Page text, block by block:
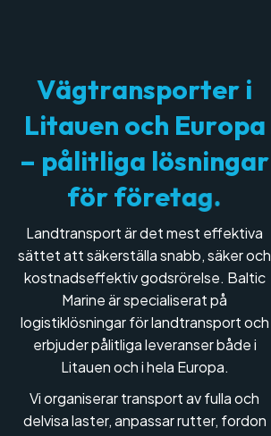
Vägtransporter i
Litauen och Europa
– pålitliga lösningar
förföretag.
Landtransport är det mest effektiva
sättet att säkerställa snabb, säker och
kostnadseffektiv godsrörelse. Baltic
Marine är specialiserat på
logistiklösningar för landtransport och
erbjuder pålitliga leveranser både i
Litauen och i hela Europa.
Vi organiserar transport av fulla och
delvisa laster, anpassar rutter, fordon